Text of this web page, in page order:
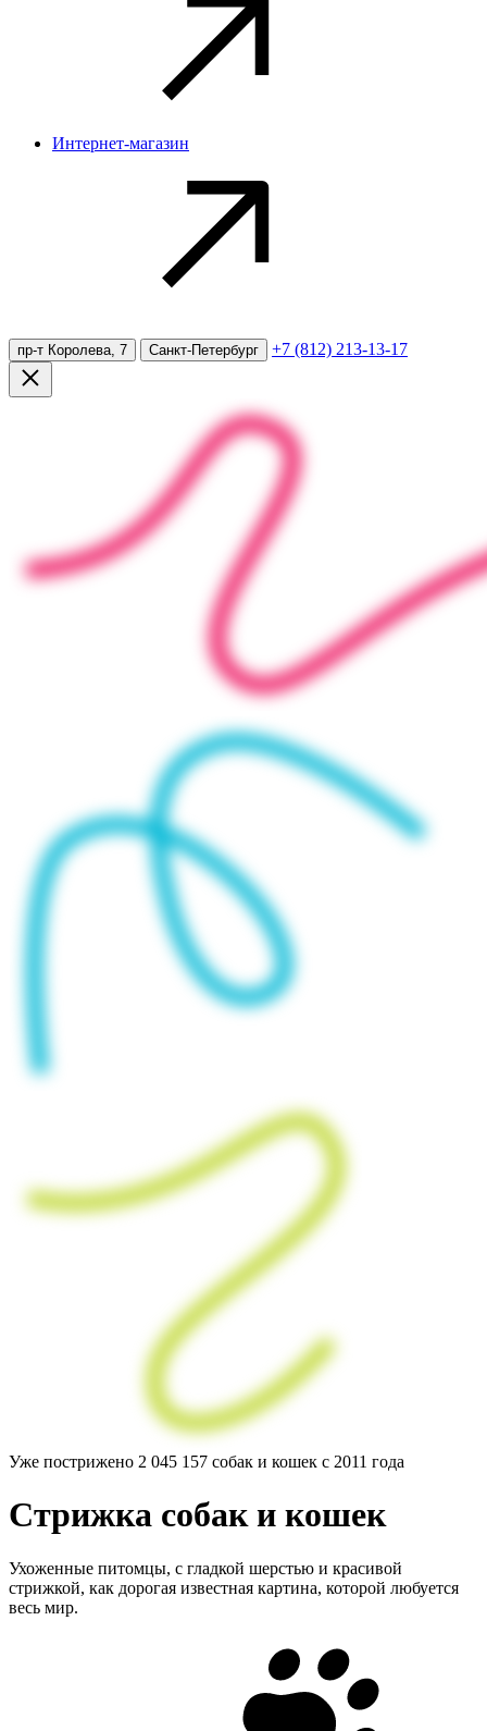
Интернет-магазин
пр-т Королева, 7 Санкт-Петербург +7 (812) 213-13-17
Уже пострижено 2 045 157 собак и кошек с 2011 года
Стрижка собаки кошек
Ухоженные питомцы, с гладкой шерстью и красивой
стрижкой, как дорогая известная картина, которой любуется
весь мир.